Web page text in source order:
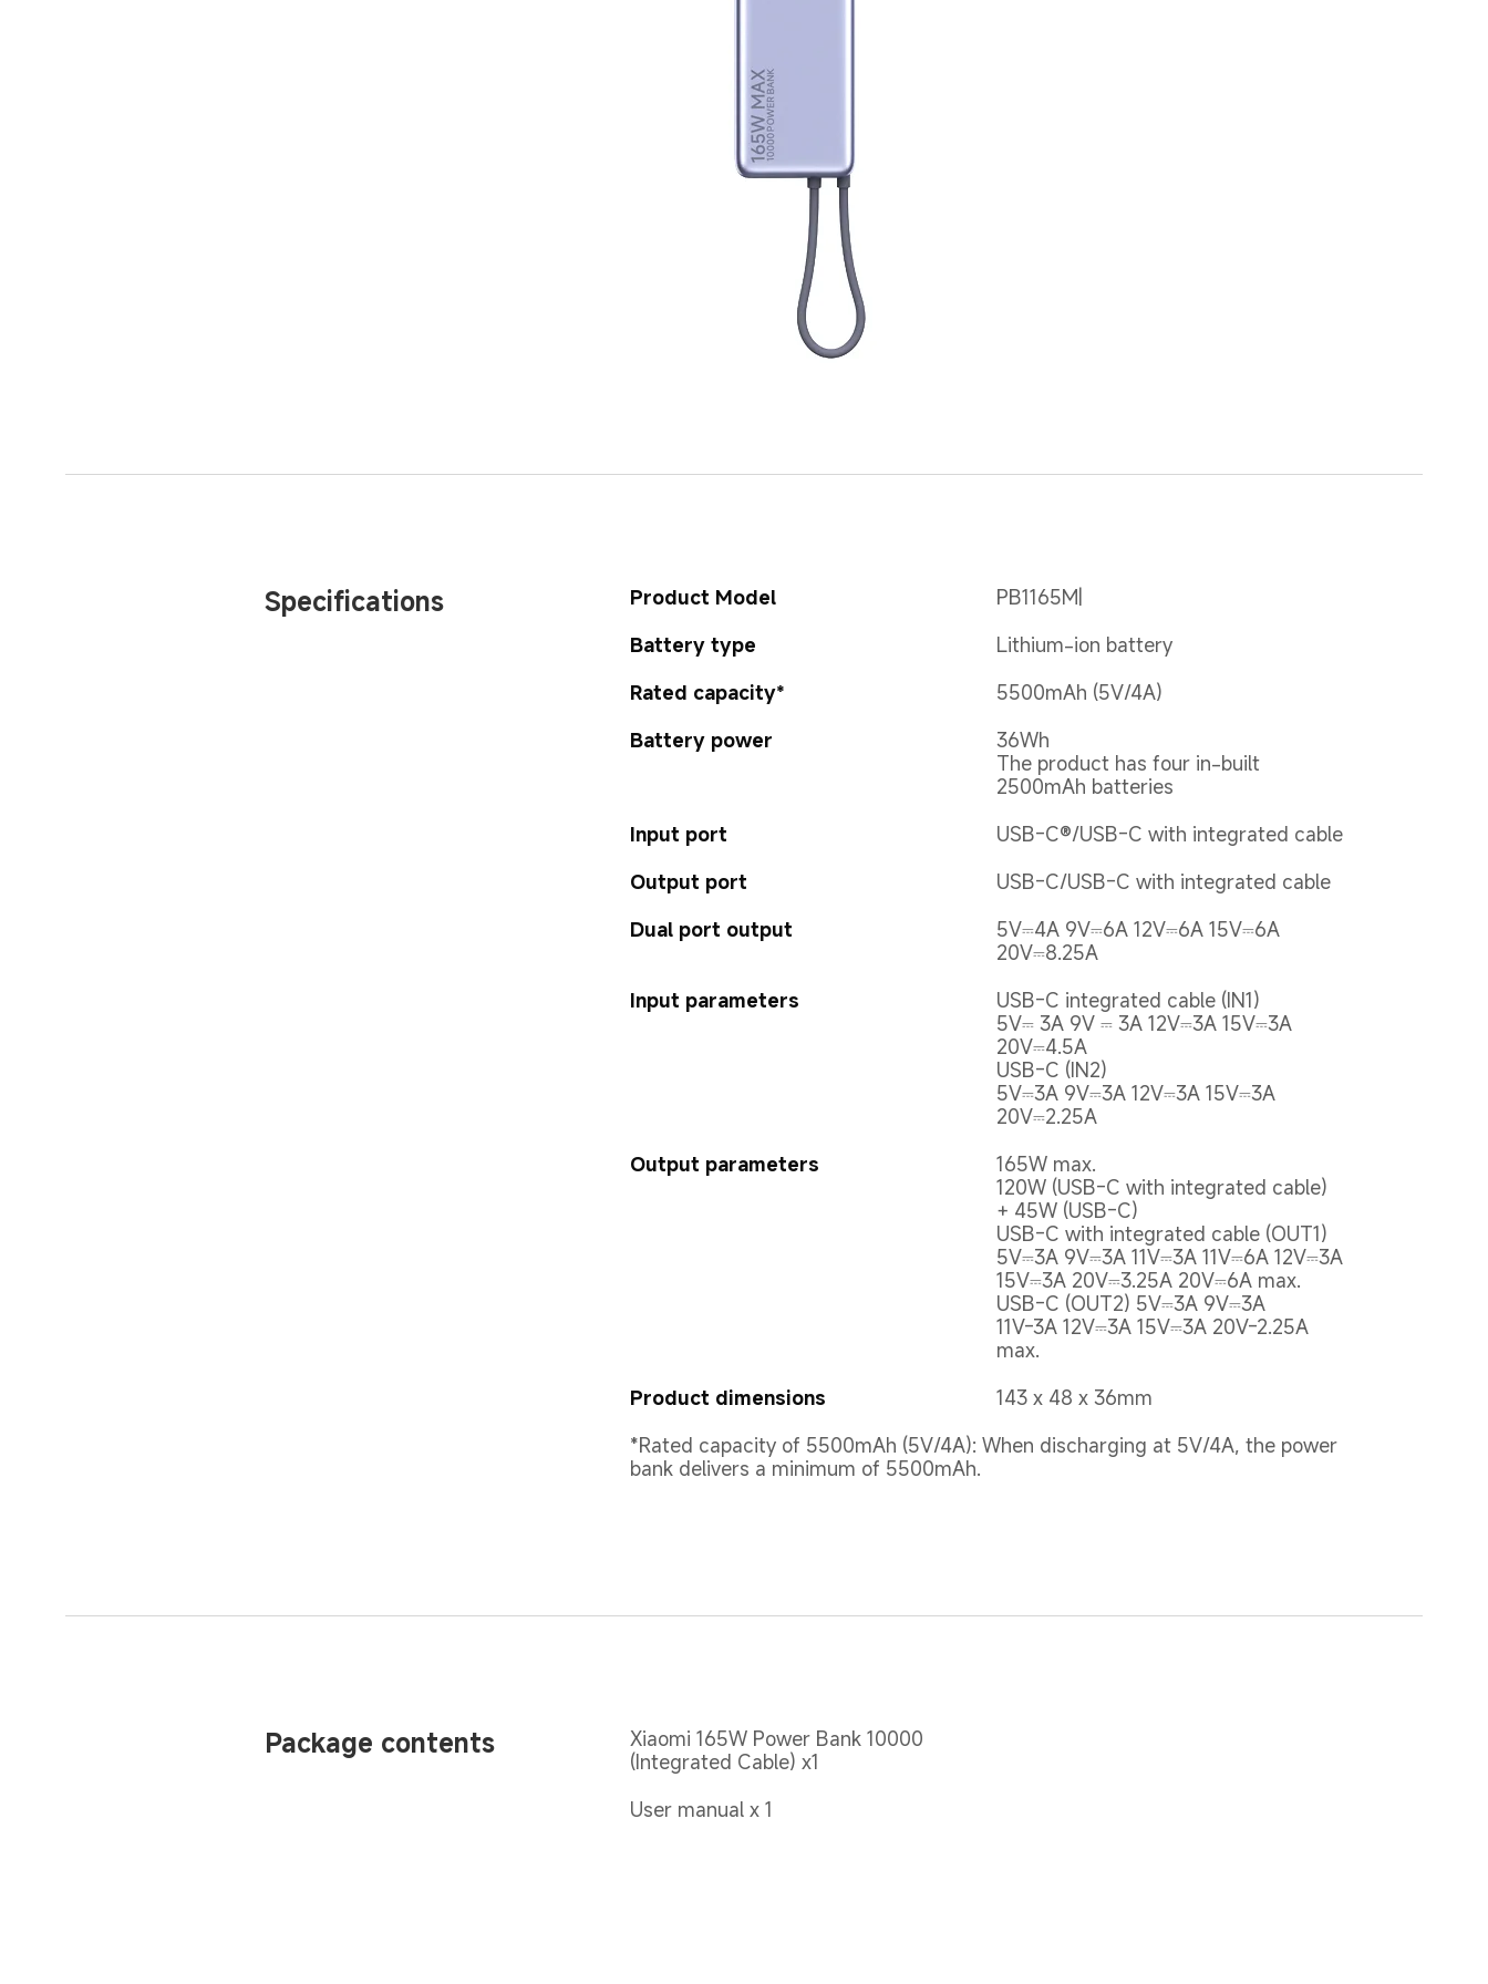
Specifications Product Model
PB1165M|
Battery type
Lithium-ion battery
Rated capacity*
5500mAh (5V/4A)
Battery power
36Wh
The product has four in-built
2500mAh batteries
Input port
USB-C®/USB-C with integrated cable
Output port
USB-C/USB-C with integrated cable
Dual port output
5V⎓4A 9V⎓6A 12V⎓6A 15V⎓6A
20V⎓8.25A
Input parameters
USB-C integrated cable (IN1)
5V⎓ 3A 9V ⎓ 3A 12V⎓3A 15V⎓3A
20V⎓4.5A
USB-C (IN2)
5V⎓3A 9V⎓3A 12V⎓3A 15V⎓3A
20V⎓2.25A
Output parameters
165W max.
120W (USB-C with integrated cable)
+ 45W (USB-C)
USB-C with integrated cable (OUT1)
5V⎓3A 9V⎓3A 11V⎓3A 11V⎓6A 12V⎓3A
15V⎓3A 20V⎓3.25A 20V⎓6A max.
USB-C (OUT2) 5V⎓3A 9V⎓3A
11V-3A 12V⎓3A 15V⎓3A 20V-2.25A
max.
Product dimensions
143 x 48 x 36mm
*Rated capacity of 5500mAh (5V/4A): When discharging at 5V/4A, the power
bank delivers a minimum of 5500mAh.
Package contents
Xiaomi 165W Power Bank 10000
(Integrated Cable) x1
User manual x 1